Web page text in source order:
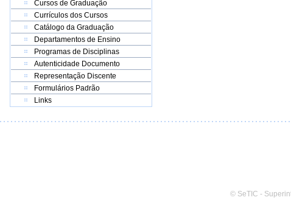
Cursos de Graduação
Currículos dos Cursos
Catálogo da Graduação
Departamentos de Ensino
Programas de Disciplinas
Autenticidade Documento
Representação Discente
Formulários Padrão
Links
© SeTIC -